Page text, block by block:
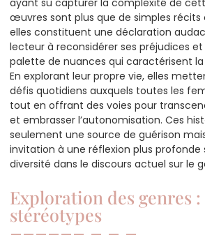
œuvres sont plus que de simples récits
elles constituent une déclaration
lecteur à reconsidérer ses préjudices
palette de nuances qui caractérisent
En explorant leur propre vie, elles
défis quotidiens auxquels toutes les
tout en offrant des voies pour
et embrasser l’autonomisation. Ces
seulement une source de guérison
invitation à une réflexion plus profonde
diversité dans le discours actuel sur le
Exploration des genres
stéréotypes